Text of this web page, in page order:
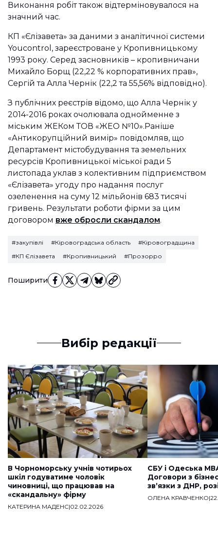
Поширити
Виконання робіт також відтерміновувалося на
значний час.
КП «Єлізавета» за даними з аналітичної системи
Youcontrol, зареєстроване у Кропивницькому
1993 року. Серед засновників – кропивничани
Михайло Борщ (22,22 % корпоративних прав»,
Сергій та Алла Чернік (22,2 та 55,56% відповідно).
З публічних реєстрів відомо, що Алла Чернік у
2014-2016 роках очолювала однойменне з
міським ЖЕКом ТОВ «ЖЕО №10».Раніше
«Антикорупційний вимір» повідомляв, що
Департамент містобудування та земельних
ресурсів Кропивницької міської ради 5
листопада уклав з колективним підприємством
«Єлізавета» угоду про надання послуг
озеленення на суму 12 мільйонів 683 тисячі
гривень. Результати роботи фірми за цим
договором вже обросли скандалом.
#закупівлі #Кіровоградська область
#Кіровоградщина
#КП Єлізавета
#Кропивницький #Прозорро
Вибір редакції
В Чорноморську учнів чотирьох
шкіл годуватиме чоловік
чиновниці, що працював на
«скандальну» фірму
КАТЕРИНА МАДЕНС|02.02.2026
СБУ і Одеська
Договори з
звʼязки з ДНР,
ОЛЕНА КРАВЧЕНКО|